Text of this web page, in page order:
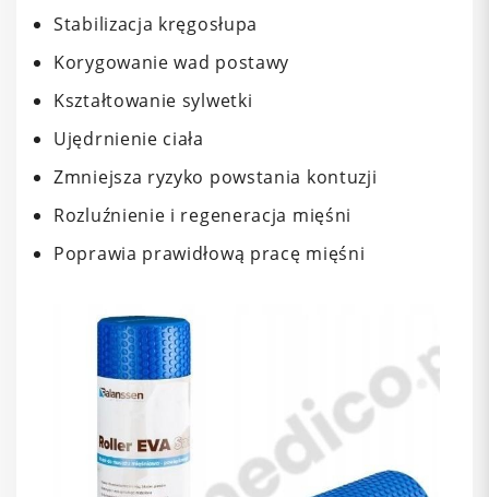
Stabilizacja kręgosłupa
Korygowanie wad postawy
Kształtowanie sylwetki
Ujędrnienie ciała
Zmniejsza ryzyko powstania kontuzji
Rozluźnienie i regeneracja mięśni
Poprawia prawidłową pracę mięśni